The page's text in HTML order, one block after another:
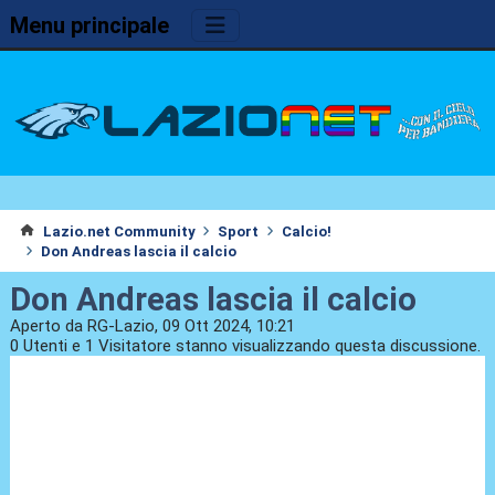
Menu principale
Lazio.net Community Sport
Calcio!
Don Andreas lascia il calcio
Don Andreas lascia il calcio
Aperto da RG-Lazio, 09 Ott 2024, 10:21
0 Utenti e 1 Visitatore stanno visualizzando questa discussione.